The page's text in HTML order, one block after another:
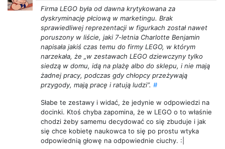
Firma LEGO była od dawna krytykowana za
dyskryminację płciową w marketingu. Brak
sprawiedliwej reprezentacji w figurkach został nawet
poruszony w liście, jaki 7-letnia Charlotte Benjamin
napisała jakiś czas temu do firmy LEGO, w którym
narzekała, że „w zestawach LEGO dziewczyny tylko
siedzą w domu, idą na plażę albo do sklepu, i nie mają
żadnej pracy, podczas gdy chłopcy przeżywają
przygody, mają pracę i ratują ludzi”. #
Słabe te zestawy i widać, że jedynie w odpowiedzi na
docinki. Ktoś chyba zapomina, że w LEGO o to właśnie
chodzi żeby samemu decydować co się zbuduje i jak
się chce kobietę naukowca to się po prostu wtyka
odpowiednią głowę na odpowiednie ciuchy. :|